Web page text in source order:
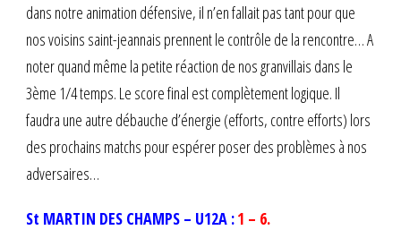
dans notre animation défensive, il n’en fallait pas tant pour que
nos voisins saint-jeannais prennent le contrôle de la rencontre… A
noter quand même la petite réaction de nos granvillais dans le
3ème 1/4 temps. Le score final est complètement logique. Il
faudra une autre débauche d’énergie (efforts, contre efforts) lors
des prochains matchs pour espérer poser des problèmes à nos
adversaires…
St MARTIN DES CHAMPS – U12A :1 – 6.